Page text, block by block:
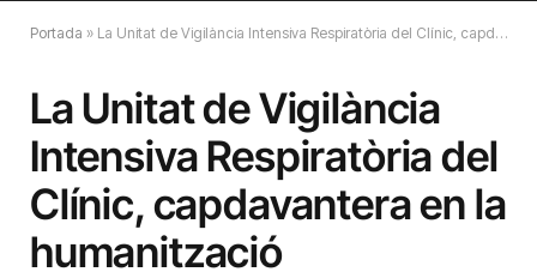
Portada » La Unitat de Vigilància Intensiva Respiratòria del Clínic, capdavantera en la humanització
La Unitat de Vigilància
Intensiva Respiratòria del
Clínic, capdavantera en la
humanització